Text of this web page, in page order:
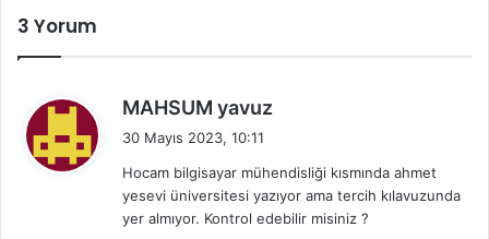
3 Yorum
MAHSUM yavuz
i
k
i
30 Mayıs 2023, 10:11
Hocam bilgisayar mühendisliği kısmında ahmet
yesevi üniversitesi yazıyor ama tercih kılavuzunda
yer almıyor. Kontrol edebilir misiniz ?